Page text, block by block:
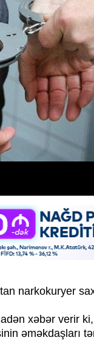
narkokuryer
xəbər verir
əməkdaşları